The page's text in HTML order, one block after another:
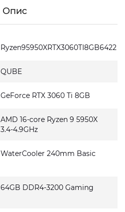
Опис
Ryzen95950XRTX3060TI8GB6422
QUBE
GeForce RTX 3060 Ti 8GB
AMD 16-core Ryzen 9 5950X
3.4-4.9GHz
WaterCooler 240mm Basic
64GB DDR4-3200 Gaming